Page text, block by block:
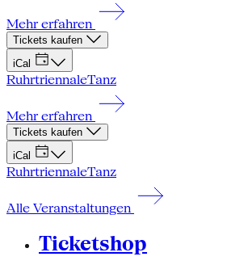
Mehr erfahren
Tickets kaufen
iCal
RuhrtriennaleTanz
Mehr erfahren
Tickets kaufen
iCal
RuhrtriennaleTanz
Alle Veranstaltungen
Ticketshop